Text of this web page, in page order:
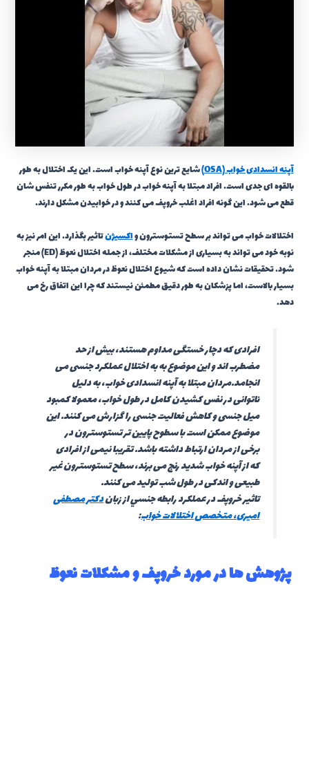
آپنه انسدادی خواب (OSA)
شایع ترین نوع آپنه خواب است. این یک اختلال به طور
بالقوه ای جدی است. افراد مبتلا به آپنه خواب در طول خواب به طور مکرر تنفس شان
قطع می شود. این گونه افراد اغلب خروپف می کنند و در خوابیدن مشکل دارند.
اختلالات خواب می تواند بر سطح تستوسترون واکسیژنتاثیر بگذارد. این امر نیز به
نوبه خود می تواند به بسیاری از مشکلات مختلف، از جمله اختلال نعوظ (ED) منجر
شود. تحقیقات نشان داده است که شیوع اختلال نعوظ در مردان مبتلا به آپنه خواب
بسیار بالاست، اما پزشکان به طور دقیق مطمئن نیستند که چرا این اتفاق رخ می
دهد.
افرادی که دچار خستگی مداوم هستند، بیش از حد
مضطرب اند و این موضوع به به اختلال عملکرد جنسی می
انجامد.مردان مبتلا به آپنه انسدادی خواب، به دلیل
ناتوانی در نفس کشیدن کامل در طول خواب، معمولا کمبود
میل جنسی و کاهش فعالیت جنسی را گزارش می کنند. این
موضوع ممکن است با سطوح پایین تر تستوسترون در
برخی از مردان ارتباط داشته باشد. تقریبا نیمی از افرادی
که از آپنه خواب شدید رنج می برند، سطح تستوسترون غیر
طبیعی و اندکی در طول شب تولید می کنند.
تاثير خروپف در عملكرد رابطه جنسي از زباندکتر مصطفی
امیری، متخصص اختلالات خواب:
پژوهش ها در مورد خروپف و مشکلات نعوظ